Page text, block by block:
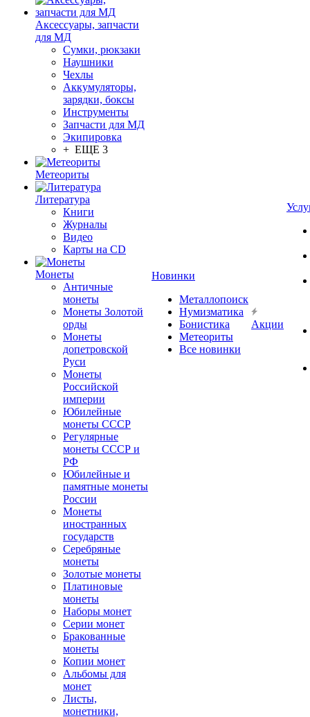
Аксессуары, запчасти
для МД
Сумки, рюкзаки
Наушники
Чехлы
Аккумуляторы,
зарядки, боксы
Инструменты
Запчасти для МД
Экипировка
+ ЕЩЕ 3
Метеориты
Литература
Книги
Журналы
Видео
Карты на CD
Монеты
Античные
монеты
Монеты Золотой
орды
Монеты
допетровской
Руси
Монеты
Российской
империи
Юбилейные
монеты СССР
Регулярные
монеты СССР и
РФ
Юбилейные и
памятные монеты
России
Монеты
иностранных
государств
Серебряные
монеты
Золотые монеты
Платиновые
монеты
Наборы монет
Серии монет
Бракованные
монеты
Копии монет
Альбомы для
монет
Листы,
монетники,
Новинки
Металлопоиск
Нумизматика
Бонистика
Метеориты
Все новинки
Акции